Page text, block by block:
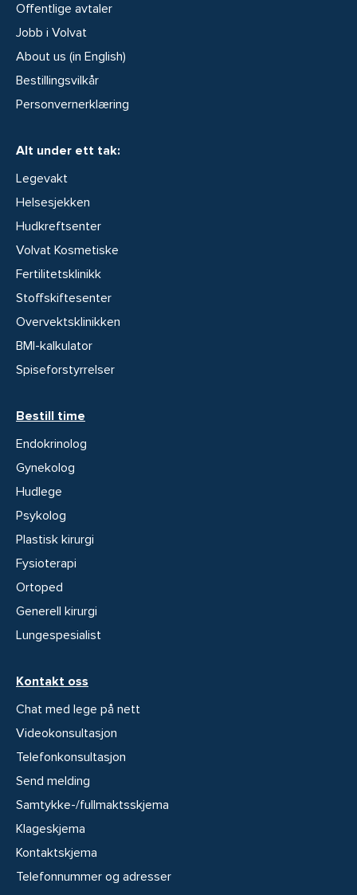
Offentlige avtaler
Jobb i Volvat
About us (in English)
Bestillingsvilkår
Personvernerklæring
Alt under ett tak:
Legevakt
Helsesjekken
Hudkreftsenter
Volvat Kosmetiske
Fertilitetsklinikk
Stoffskiftesenter
Overvektsklinikken
BMI-kalkulator
Spiseforstyrrelser
Bestill time
Endokrinolog
Gynekolog
Hudlege
Psykolog
Plastisk kirurgi
Fysioterapi
Ortoped
Generell kirurgi
Lungespesialist
Kontakt oss
Chat med lege på nett
Videokonsultasjon
Telefonkonsultasjon
Send melding
Samtykke-/fullmaktsskjema
Klageskjema
Kontaktskjema
Telefonnummer og adresser